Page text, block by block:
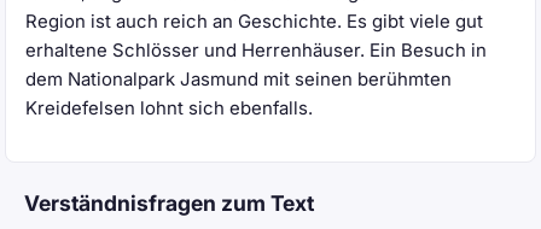
Region ist auch reich an Geschichte. Es gibt viele gut
erhaltene Schlösser und Herrenhäuser. Ein Besuch in
dem Nationalpark Jasmund mit seinen berühmten
Kreidefelsen lohnt sich ebenfalls.
Verständnisfragen zum Text